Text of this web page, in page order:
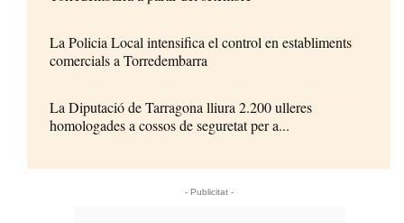
La Policia Local intensifica el control en establiments
comercials a Torredembarra
La Diputació de Tarragona lliura 2.200 ulleres
homologades a cossos de seguretat per a...
- Publicitat -